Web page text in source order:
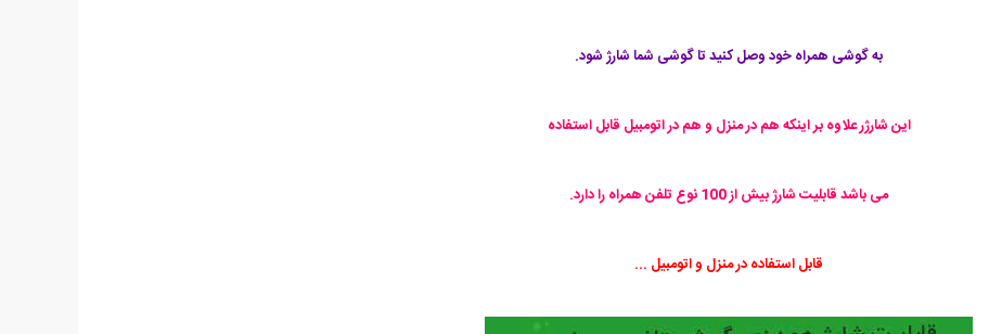
به گوشی همراه خود وصل کنید تا گوشی شما شارژ شود.
این شارژر علاوه بر اینکه هم در منزل و هم در اتومبیل قابل استفاده
می باشد قابلیت شارژ بیش از 100 نوع تلفن همراه را دارد.
قابل استفاده در منزل و اتومبیل ...